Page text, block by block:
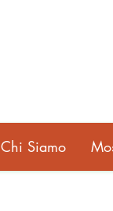
Chi Siamo